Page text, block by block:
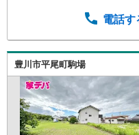
くの方々がリフォ
場ください。・営業
休日:水曜日）この
ーズにご案内でき
くはお気軽にお電話
電話す
豊川市平尾町駒場